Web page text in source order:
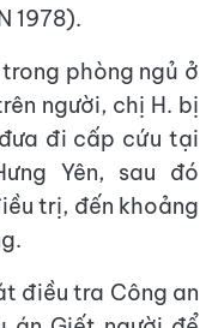
1978).
phòng ngủ ở
người, chị H. bị
đi cấp cứu tại
Yên, sau đó
trị, đến khoảng
điều tra Công an